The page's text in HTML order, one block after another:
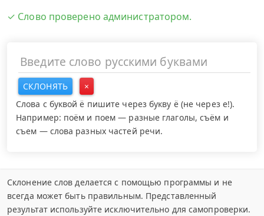
✓ Слово проверено администратором.
СКЛОНЯТЬ
×
Слова с буквой ё пишите через букву ё (не через е!).
Например: поём и поем — разные глаголы, съём и
съем — слова разных частей речи.
Склонение слов делается с помощью программы и не
всегда может быть правильным. Представленный
результат используйте исключительно для самопроверки.